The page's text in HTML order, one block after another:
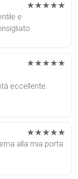
★★★★★
e
★★★★★
eccellente.
★★★★★
alla mia porta